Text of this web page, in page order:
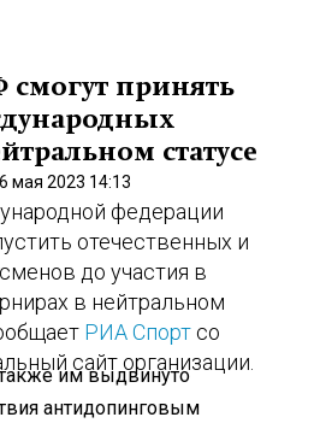
принять
статусе
мая 2023 14:13
федерации
отечественных и
до участия в
в нейтральном
РИА Спорт со
сайт организации.
также им выдвинуто
антидопинговым